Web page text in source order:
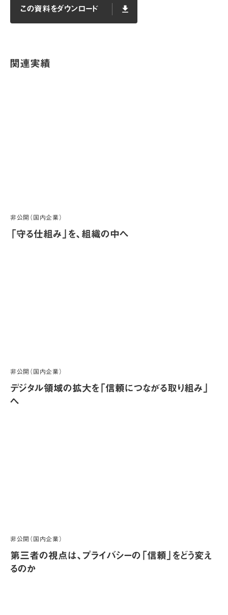
この資料をダウンロード
この資料をダウンロード
file_download
関連実績
非公開（国内企業）
「守る仕組み」を、組織の中へ
非公開（国内企業）
デジタル領域の拡大を「信頼につながる取り組み」
へ
非公開（国内企業）
第三者の視点は、プライバシーの「信頼」をどう変え
るのか